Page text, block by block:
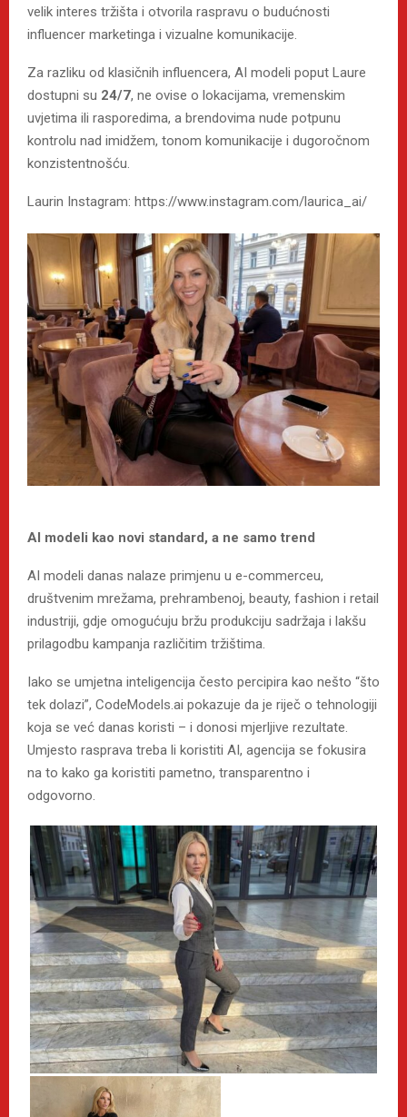
velik interes tržišta i otvorila raspravu o budućnosti
influencer marketinga i vizualne komunikacije.
Za razliku od klasičnih influencera, AI modeli poput Laure
dostupni su 24/7, ne ovise o lokacijama, vremenskim
uvjetima ili rasporedima, a brendovima nude potpunu
kontrolu nad imidžem, tonom komunikacije i dugoročnom
konzistentnošću.
Laurin Instagram: https://www.instagram.com/laurica_ai/
AI modeli kao novi standard, a ne samo trend
AI modeli danas nalaze primjenu u e-commerceu,
društvenim mrežama, prehrambenoj, beauty, fashion i retail
industriji, gdje omogućuju bržu produkciju sadržaja i lakšu
prilagodbu kampanja različitim tržištima.
Iako se umjetna inteligencija često percipira kao nešto “što
tek dolazi”, CodeModels.ai pokazuje da je riječ o tehnologiji
koja se već danas koristi – i donosi mjerljive rezultate.
Umjesto rasprava treba li koristiti AI, agencija se fokusira
na to kako ga koristiti pametno, transparentno i
odgovorno.